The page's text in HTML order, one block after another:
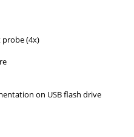
probe (4x)
on USB flash drive